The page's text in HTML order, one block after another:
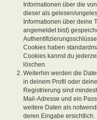
Informationen über die
dieser als gelesen/
Informationen über deine
angemeldet bist)
Cookies haben
Cookies kannst du
löschen.
Weiterhin werden die
in deinem Profil oder
Registrierung sind
Mail-Adresse und ein
weitere Daten als
deren Eingabe ersichtlich.